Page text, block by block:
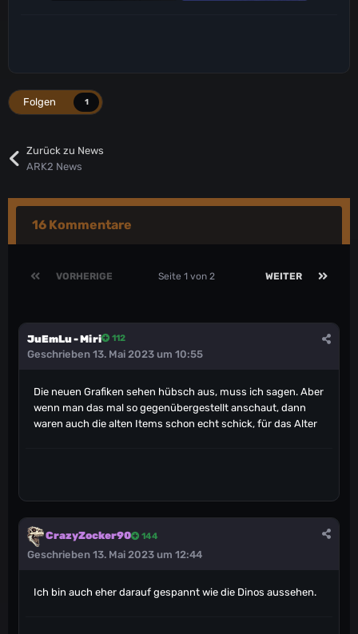
Folgen 1
Zurück zu News
ARK2 News
16 Kommentare
VORHERIGE WEITER
Seite 1 von 2
JuEmLu - Miri 112
Geschrieben 13. Mai 2023 um 10:55
Die neuen Grafiken sehen hübsch aus, muss ich sagen. Aber
wenn man das mal so gegenübergestellt anschaut, dann
waren auch die alten Items schon echt schick, für das Alter
CrazyZocker90 144
Geschrieben 13. Mai 2023 um 12:44
Ich bin auch eher darauf gespannt wie die Dinos aussehen.